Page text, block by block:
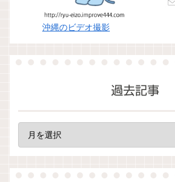
沖縄のビデオ撮影
過去記事